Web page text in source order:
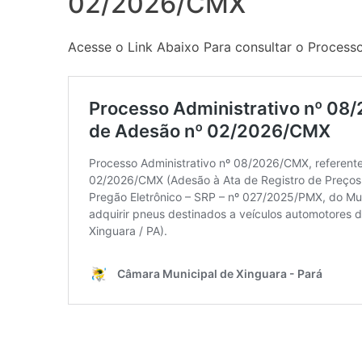
Acesse o Link Abaixo Para consultar o